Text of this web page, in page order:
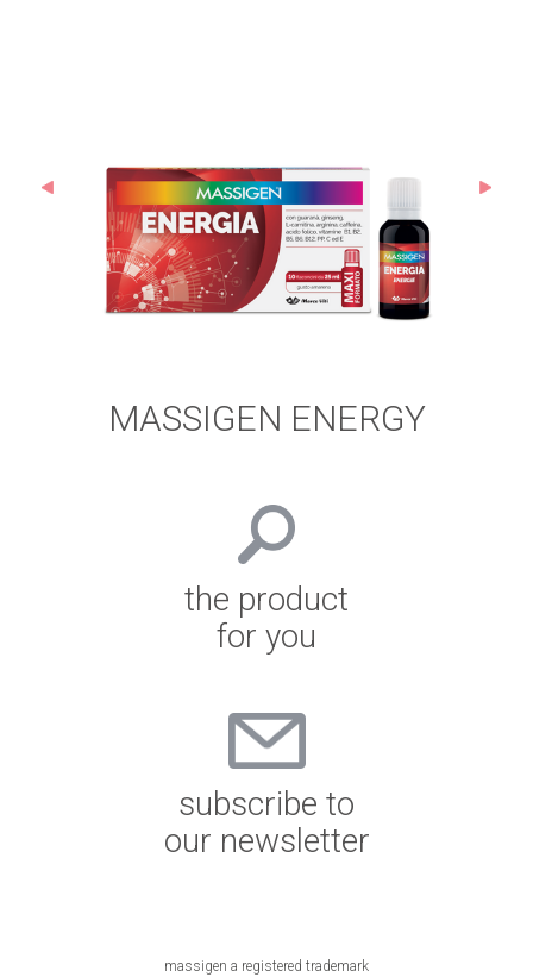
MASSIGEN ENERGY
the product
for you
subscribe to
our newsletter
massigen a registered trademark